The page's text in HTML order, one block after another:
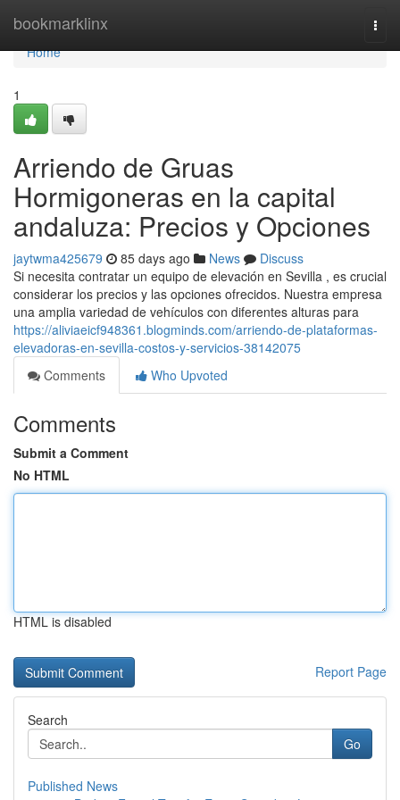
bookmarklinx
Home
Home
1
Arriendo de Gruas
Hormigoneras en la capital
andaluza: Precios y Opciones
jaytwma425679 85 days ago News
Discuss
Si necesita contratar un equipo de elevación en Sevilla , es crucial
considerar los precios y las opciones ofrecidos. Nuestra empresa
una amplia variedad de vehículos con diferentes alturas para
https://aliviaeicf948361.blogminds.com/arriendo-de-plataformas-
elevadoras-en-sevilla-costos-y-servicios-38142075
Comments
Who Upvoted
Comments
Submit a Comment
No HTML
HTML is disabled
Report Page
Search
Go
Published News